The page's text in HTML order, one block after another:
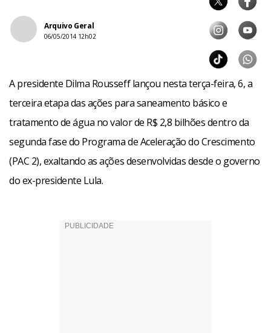
Arquivo Geral
06/05/2014 12h02
A presidente Dilma Rousseff lançou nesta terça-feira, 6, a
terceira etapa das ações para saneamento básico e
tratamento de água no valor de R$ 2,8 bilhões dentro da
segunda fase do Programa de Aceleração do Crescimento
(PAC 2), exaltando as ações desenvolvidas desde o governo
do ex-presidente Lula.